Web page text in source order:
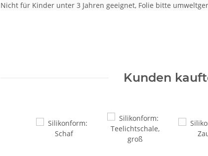
Nicht für Kinder unter 3 Jahren geeignet, Folie bitte
Kunden